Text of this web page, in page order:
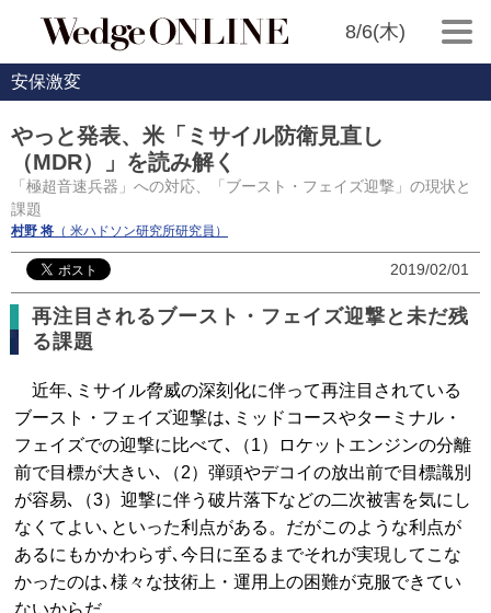
8/6(木)
安保激変
やっと発表、米「ミサイル防衛見直し
（MDR）」を読み解く
「極超音速兵器」への対応、「ブースト・フェイズ迎撃」の現状と
課題
村野 将 （ 米ハドソン研究所研究員）
2019/02/01
再注目されるブースト・フェイズ迎撃と未だ残
る課題
近年､ミサイル脅威の深刻化に伴って再注目されている
ブースト・フェイズ迎撃は､ミッドコースやターミナル・
フェイズでの迎撃に比べて､（1）ロケットエンジンの分離
前で目標が大きい､（2）弾頭やデコイの放出前で目標識別
が容易､（3）迎撃に伴う破片落下などの二次被害を気にし
なくてよい､といった利点がある。だがこのような利点が
あるにもかかわらず､今日に至るまでそれが実現してこな
かったのは､様々な技術上・運用上の困難が克服できてい
ないからだ。